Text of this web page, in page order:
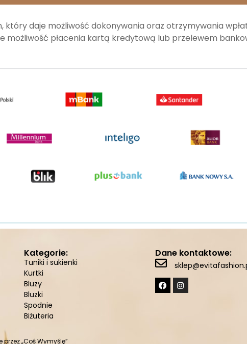
który daje możliwość dokonywania oraz otrzymywania
możliwość płacenia kartą kredytową lub przelewem
Kategorie:
Tuniki i sukienki
Kurtki
Bluzy
Bluzki
Spodnie
Biżuteria
Dane kontaktowe:
przez„Coś Wymyślę”